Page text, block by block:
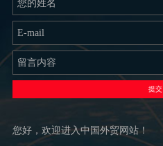
提交
您好，欢迎进入中国外贸网站！